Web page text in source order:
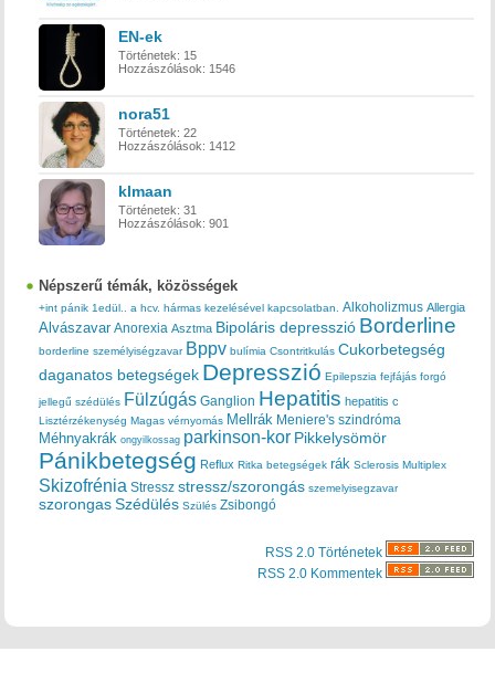
EN-ek
Történetek: 15
Hozzászólások: 1546
nora51
Történetek: 22
Hozzászólások: 1412
klmaan
Történetek: 31
Hozzászólások: 901
Népszerű témák, közösségek
+int pánik 1edül.. a hcv. hármas kezelésével kapcsolatban. Alkoholizmus Allergia
Alvászavar Anorexia Asztma Bipoláris depresszió Borderline
borderline személyiségzavar Bppv bulímia Csontritkulás Cukorbetegség
daganatos betegségek Depresszió Epilepszia fejfájás forgó
jellegű szédülés Fülzúgás Ganglion Hepatitis hepatitis c
Lisztérzékenység Magas vérnyomás Mellrák Meniere's szindróma
Méhnyakrák ongyilkossag parkinson-kor Pikkelysömör
Pánikbetegség Reflux Ritka betegségek rák Sclerosis Multiplex
Skizofrénia Stressz stressz/szorongás szemelyisegzavar
szorongas Szédülés Szülés Zsibongó
RSS 2.0 Történetek
RSS 2.0 Kommentek